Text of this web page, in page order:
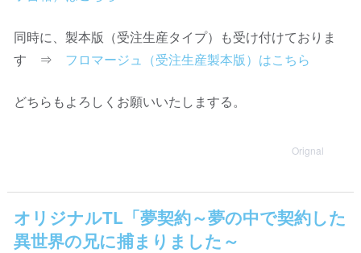
同時に、製本版（受注生産タイプ）も受け付けておりま
す ⇒ フロマージュ（受注生産製本版）はこちら
どちらもよろしくお願いいたしまする。
Orignal
オリジナルTL「夢契約～夢の中で契約した
異世界の兄に捕まりました～